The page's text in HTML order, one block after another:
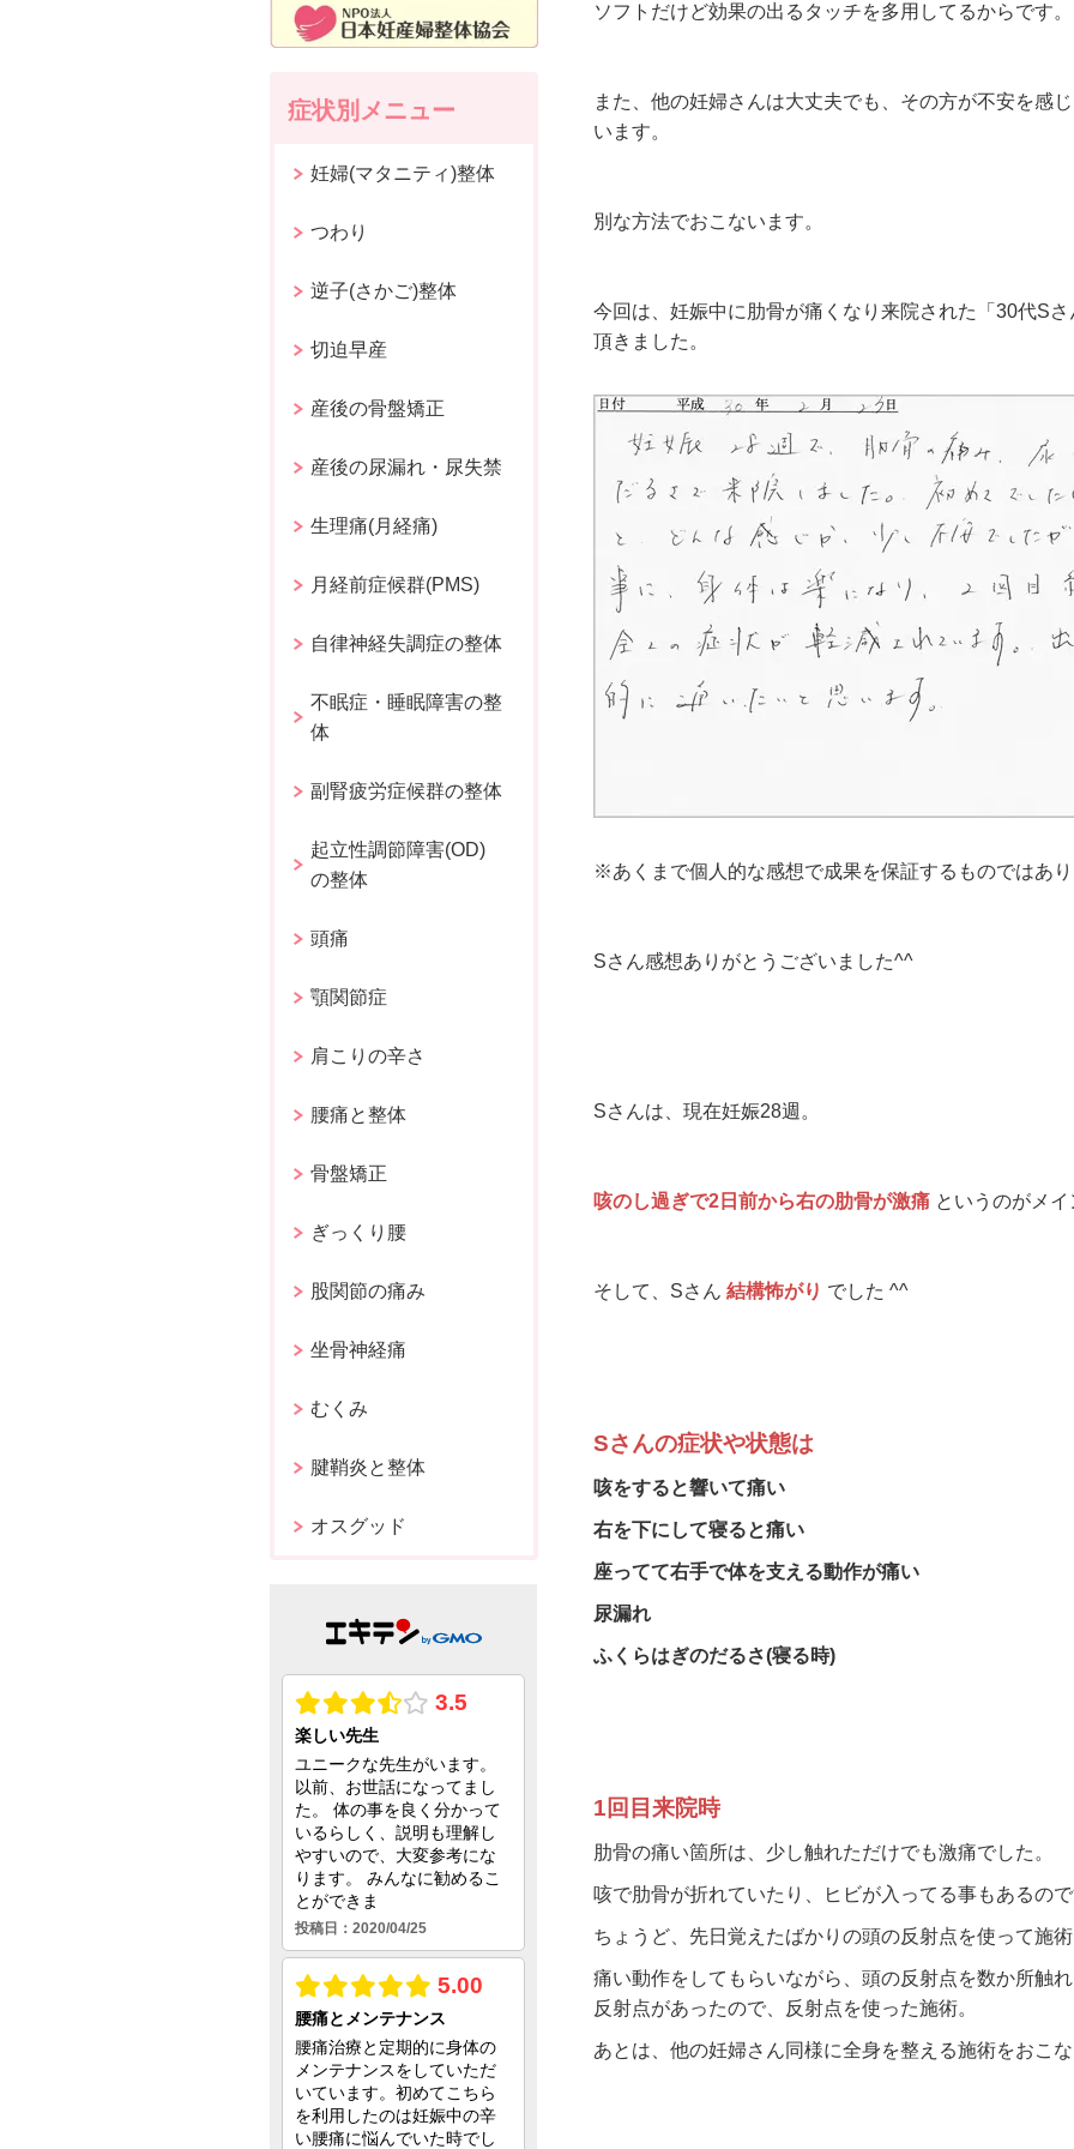
ソフトだけど効果の出るタッチを多用してるからです。
また、他の妊婦さんは大丈夫でも、その方が不安を感
います。
別な方法でおこないます。
今回は、妊娠中に肋骨が痛くなり来院された「30代S
頂きました。
※あくまで個人的な感想で成果を保証するものではあ
Sさん感想ありがとうございました^^
Sさんは、現在妊娠28週。
咳のし過ぎで2日前から右の肋骨が激痛 というのがメ
そして、Sさん 結構怖がり でした ^^
Sさんの症状や状態は
咳をすると響いて痛い
右を下にして寝ると痛い
座ってて右手で体を支える動作が痛い
尿漏れ
ふくらはぎのだるさ(寝る時)
1回目来院時
肋骨の痛い箇所は、少し触れただけでも激痛でした。
咳で肋骨が折れていたり、ヒビが入ってる事もあるの
ちょうど、先日覚えたばかりの頭の反射点を使って施
痛い動作をしてもらいながら、頭の反射点を数か所触
反射点があったので、反射点を使った施術。
あとは、他の妊婦さん同様に全身を整える施術をおこ
症状別メニュー
妊婦(マタニティ)整体
つわり
逆子(さかご)整体
切迫早産
産後の骨盤矯正
産後の尿漏れ・尿失禁
生理痛(月経痛)
月経前症候群(PMS)
自律神経失調症の整体
不眠症・睡眠障害の整
体
副腎疲労症候群の整体
起立性調節障害(OD)
の整体
頭痛
顎関節症
肩こりの辛さ
腰痛と整体
骨盤矯正
ぎっくり腰
股関節の痛み
坐骨神経痛
むくみ
腱鞘炎と整体
オスグッド